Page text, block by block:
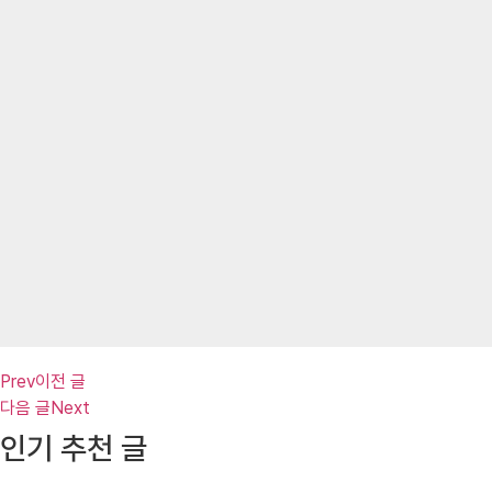
Prev이전 글
다음 글Next
인기 추천 글